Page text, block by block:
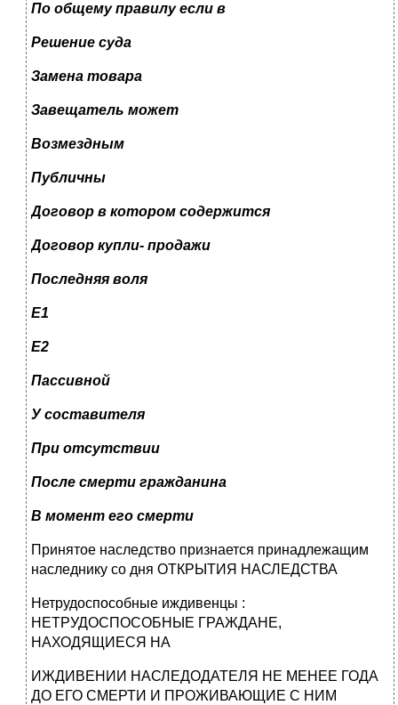
По общему правилу если в
Решение суда
Замена товара
Завещатель может
Возмездным
Публичны
Договор в котором содержится
Договор купли- продажи
Последняя воля
Е1
Е2
Пассивной
У составителя
При отсутствии
После смерти гражданина
В момент его смерти
Принятое наследство признается принадлежащим
наследнику со дня ОТКРЫТИЯ НАСЛЕДСТВА
Нетрудоспособные иждивенцы :
НЕТРУДОСПОСОБНЫЕ ГРАЖДАНЕ,
НАХОДЯЩИЕСЯ НА
ИЖДИВЕНИИ НАСЛЕДОДАТЕЛЯ НЕ МЕНЕЕ ГОДА
ДО ЕГО СМЕРТИ И ПРОЖИВАЮЩИЕ С НИМ